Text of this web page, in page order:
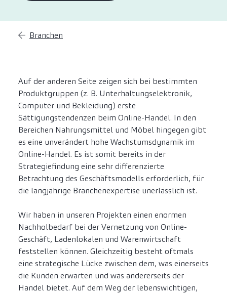
Branchen
Auf der anderen Seite zeigen sich bei bestimmten
Produktgruppen (z. B. Unterhaltungselektronik,
Computer und Bekleidung) erste
Sättigungstendenzen beim Online-Handel. In den
Bereichen Nahrungsmittel und Möbel hingegen gibt
es eine unverändert hohe Wachstumsdynamik im
Online-Handel. Es ist somit bereits in der
Strategiefindung eine sehr differenzierte
Betrachtung des Geschäftsmodells erforderlich, für
die langjährige Branchenexpertise unerlässlich ist.
Wir haben in unseren Projekten einen enormen
Nachholbedarf bei der Vernetzung von Online-
Geschäft, Ladenlokalen und Warenwirtschaft
feststellen können. Gleichzeitig besteht oftmals
eine strategische Lücke zwischen dem, was einerseits
die Kunden erwarten und was andererseits der
Handel bietet. Auf dem Weg der lebenswichtigen,